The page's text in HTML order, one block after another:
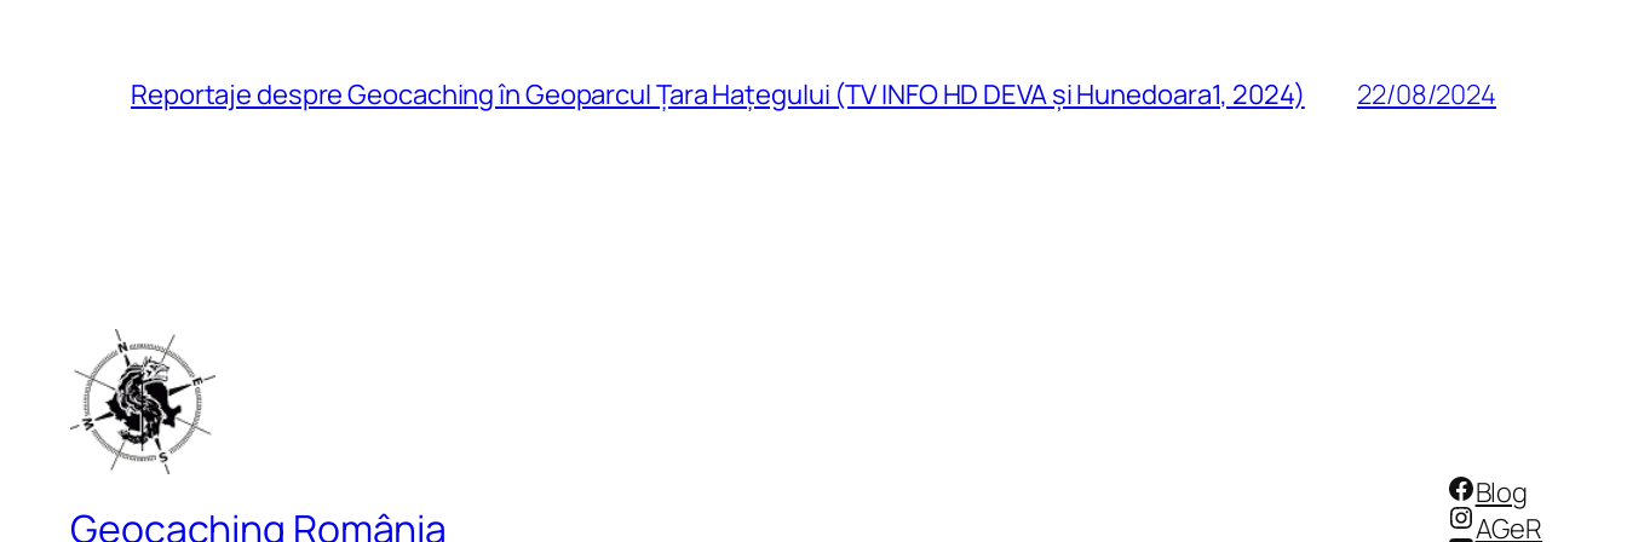
Reportaje despre Geocaching în Geoparcul Țara Hațegului (TV INFO HD DEVA și Hunedoara1, 2024) 22/08/2024
Geocaching România
Facebook
Instagram
Blog
AGeR